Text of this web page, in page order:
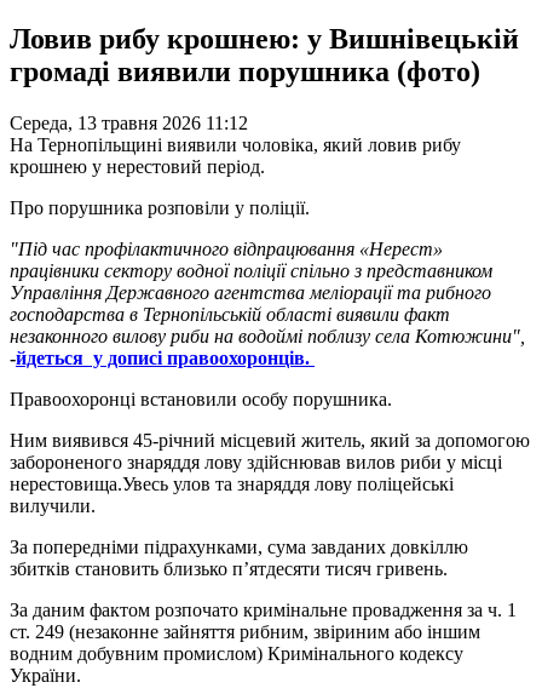
Ловив рибу крошнею: у Вишнівецькій
громаді виявили порушника (фото)
Середа, 13 травня 2026 11:12
На Тернопільщині виявили чоловіка, який ловив рибу
крошнею у нерестовий період.
Про порушника розповіли у поліції.
"Під час профілактичного відпрацювання «Нерест»
працівники сектору водної поліції спільно з представником
Управління Державного агентства меліорації та рибного
господарства в Тернопільській області виявили факт
незаконного вилову риби на водоймі поблизу села Котюжини",
-йдеться у дописі правоохоронців.
Правоохоронці встановили особу порушника.
Ним виявився 45-річний місцевий житель, який за допомогою
забороненого знаряддя лову здійснював вилов риби у місці
нерестовища.Увесь улов та знаряддя лову поліцейські
вилучили.
За попередніми підрахунками, сума завданих довкіллю
збитків становить близько п’ятдесяти тисяч гривень.
За даним фактом розпочато кримінальне провадження за ч. 1
ст. 249 (незаконне зайняття рибним, звіриним або іншим
водним добувним промислом) Кримінального кодексу
України.